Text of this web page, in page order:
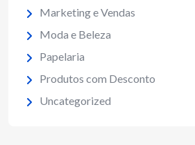
Marketing e Vendas
Moda e Beleza
Papelaria
Produtos com Desconto
Uncategorized